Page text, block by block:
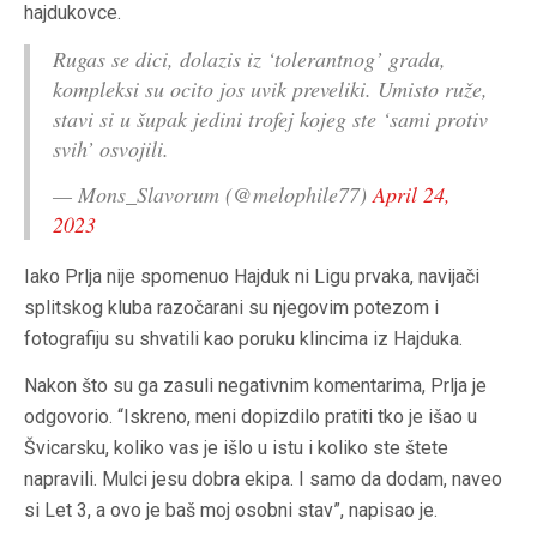
hajdukovce.
Rugas se dici, dolazis iz ‘tolerantnog’ grada,
kompleksi su ocito jos uvik preveliki. Umisto ruže,
stavi si u šupak jedini trofej kojeg ste ‘sami protiv
svih’ osvojili.
— Mons_Slavorum (@melophile77)April 24,
2023
Iako Prlja nije spomenuo Hajduk ni Ligu prvaka, navijači
splitskog kluba razočarani su njegovim potezom i
fotografiju su shvatili kao poruku klincima iz Hajduka.
Nakon što su ga zasuli negativnim komentarima, Prlja je
odgovorio. “Iskreno, meni dopizdilo pratiti tko je išao u
Švicarsku, koliko vas je išlo u istu i koliko ste štete
napravili. Mulci jesu dobra ekipa. I samo da dodam, naveo
si Let 3, a ovo je baš moj osobni stav”, napisao je.